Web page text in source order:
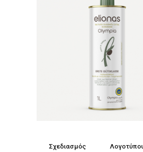
Σχεδιασμός